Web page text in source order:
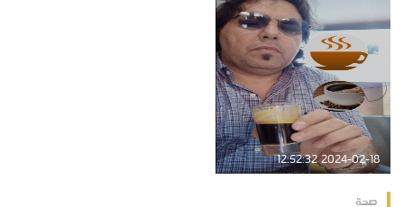
2024-02-18 12:52:32
صحة